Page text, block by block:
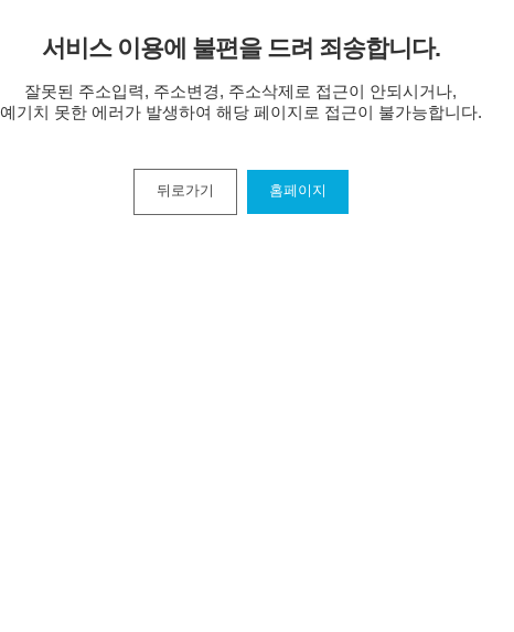
서비스 이용에 불편을 드려 죄송합니다.
잘못된 주소입력, 주소변경, 주소삭제로 접근이 안되시거나,
예기치 못한 에러가 발생하여 해당 페이지로 접근이 불가능합니다.
뒤로가기 홈페이지